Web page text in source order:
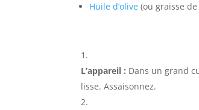
Huile d’olive (ou graisse
L’appareil : Dans un grand
lisse. Assaisonnez.